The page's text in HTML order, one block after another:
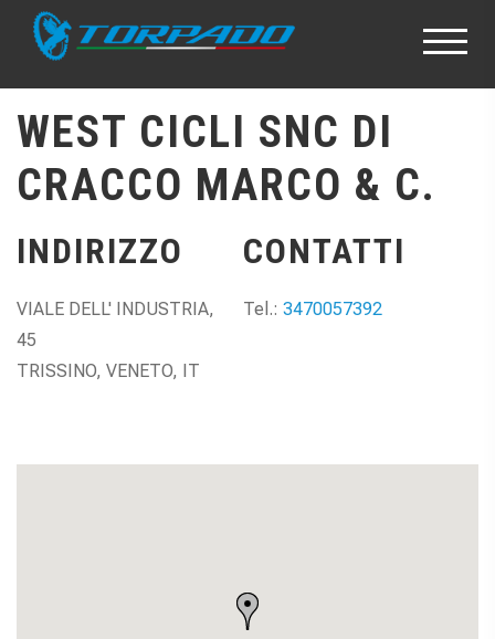
WEST CICLI SNC DI
CRACCO MARCO & C.
INDIRIZZO
VIALE DELL' INDUSTRIA,
45
TRISSINO, VENETO, IT
CONTATTI
Tel.: 3470057392